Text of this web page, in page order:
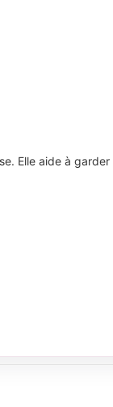
Elle aide à